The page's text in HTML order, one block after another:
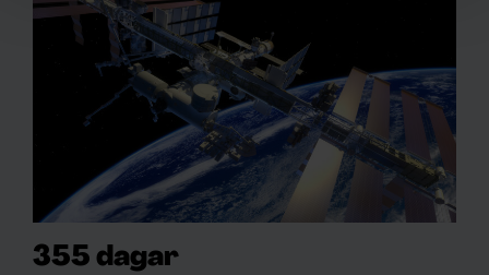
och annonserna till användarna, tillhandahålla funktioner
för sociala medier och analysera vår trafik. Vi
vidarebefordrar även sådana identifierare och annan
information från din enhet till de sociala medier och
annons- och analysföretag som vi samarbetar med.
Dessa kan i sin tur kombinera informationen med annan
information som du har tillhandahållit eller som de har
samlat in när du har använt deras tjänster.
355 dagar